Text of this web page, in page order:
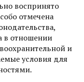
воспринято
отмечена
в отношении
и
условия для